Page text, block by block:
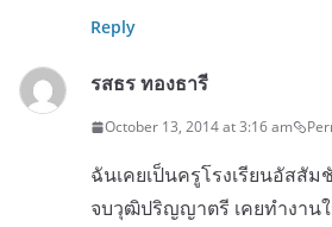
Reply
รสธร ทองธารี
October 13, 2014 at 3:16 am
ฉันเคยเป็นครูโรงเรียนอัสสั
จบวุฒิปริญญาตรี เคยทำงาน